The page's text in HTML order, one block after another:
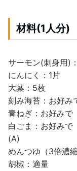
材料(1人分)
サーモン(刺身用)
にんにく：1片
大葉：5枚
刻み海苔：お好み
青ねぎ：お好みで
白ごま：お好みで
(A)
めんつゆ（3倍濃
胡椒：適量